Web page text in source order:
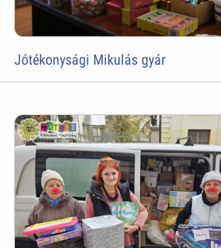
Jótékonysági Mikulás gyár